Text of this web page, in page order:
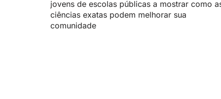
jovens de escolas públicas a mostrar como
ciências exatas podem melhorar sua
comunidade